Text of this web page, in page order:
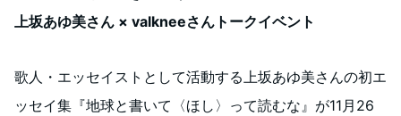
上坂あゆ美さん × valkneeさんトークイベント
歌人・エッセイストとして活動する上坂あゆ美さんの初エ
ッセイ集『地球と書いて〈ほし〉って読むな』が11月26